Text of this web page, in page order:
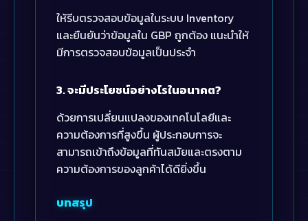
ให้รีบตรวจสอบข้อมูลในระบบ Inventory
และยืนยันว่าข้อมูลใน GBP ถูกต้อง แนะนำให้
มีการตรวจสอบข้อมูลเป็นประจำ
3. จะมีประโยชน์อย่างไรในอนาคต?
ด้วยการเปลี่ยนแปลงของเทคโนโลยีและ
ความต้องการที่สูงขึ้น ผู้ประกอบการจะ
สามารถเข้าถึงข้อมูลที่ทันสมัยและตรงตาม
ความต้องการของลูกค้าได้ดียิ่งขึ้น
บทสรุป